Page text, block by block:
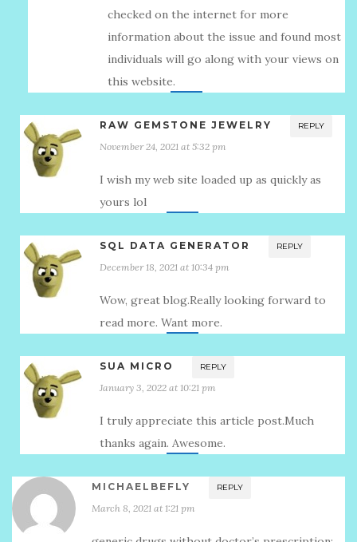
checked on the internet for more
information about the issue and found most
individuals will go along with your views on
this website.
RAW GEMSTONE JEWELRY REPLY
November 24, 2021 at 5:32 pm
I wish my web site loaded up as quickly as
yours lol
SQL DATA GENERATOR REPLY
December 18, 2021 at 10:34 pm
Wow, great blog.Really looking forward to
read more. Want more.
SUA MICRO REPLY
January 3, 2022 at 10:21 pm
I truly appreciate this article post.Much
thanks again. Awesome.
MICHAELBEFLY REPLY
March 8, 2021 at 1:21 pm